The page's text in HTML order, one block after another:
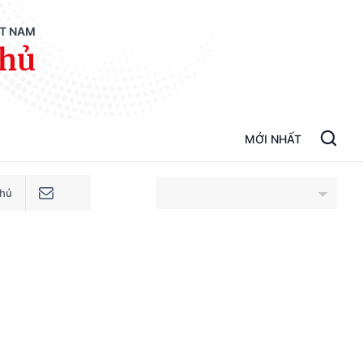
NAM
MỚI NHẤT